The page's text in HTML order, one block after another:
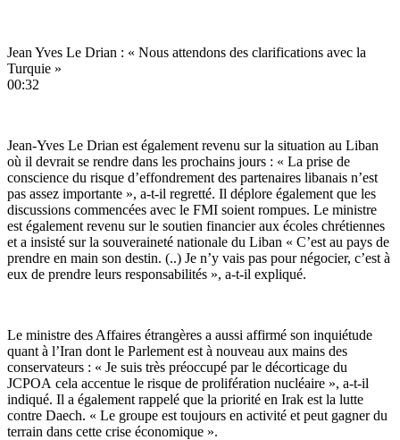
Jean Yves Le Drian : « Nous attendons des clarifications avec la
Turquie »
00:32
Jean-Yves Le Drian est également revenu sur la situation au Liban
où il devrait se rendre dans les prochains jours : « La prise de
conscience du risque d’effondrement des partenaires libanais n’est
pas assez importante », a-t-il regretté. Il déplore également que les
discussions commencées avec le FMI soient rompues. Le ministre
est également revenu sur le soutien financier aux écoles chrétiennes
et a insisté sur la souveraineté nationale du Liban « C’est au pays de
prendre en main son destin. (..) Je n’y vais pas pour négocier, c’est à
eux de prendre leurs responsabilités », a-t-il expliqué.
Le ministre des Affaires étrangères a aussi affirmé son inquiétude
quant à l’Iran dont le Parlement est à nouveau aux mains des
conservateurs : « Je suis très préoccupé par le décorticage du
JCPOA cela accentue le risque de prolifération nucléaire », a-t-il
indiqué. Il a également rappelé que la priorité en Irak est la lutte
contre Daech. « Le groupe est toujours en activité et peut gagner du
terrain dans cette crise économique ».